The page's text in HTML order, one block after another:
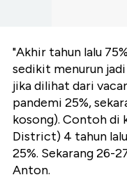
"Akhir tahun lalu
sedikit menurun
jika dilihat dari
pandemi 25%,
kosong). Contoh di
District) 4 tahun
25%. Sekarang 26-
Anton.